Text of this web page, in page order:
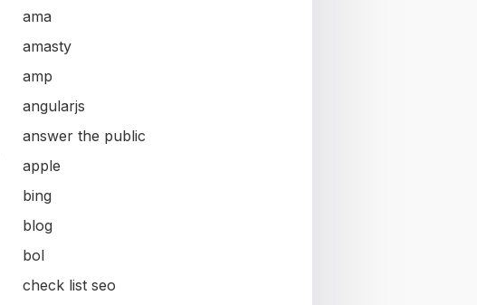
ama
amasty
amp
angularjs
answer the public
apple
bing
blog
bol
check list seo